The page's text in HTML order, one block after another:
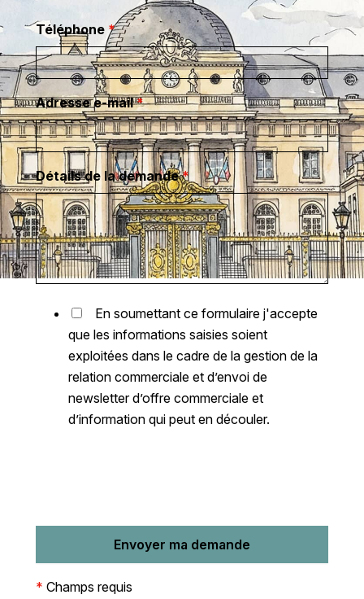
Téléphone *
Adresse e-mail*
Détails de la demande*
En soumettant ce formulaire j'accepte
que les informations saisies soient
exploitées dans le cadre de la gestion de la
relation commerciale et d’envoi de
newsletter d’offre commerciale et
d’information qui peut en découler.
* Champs requis